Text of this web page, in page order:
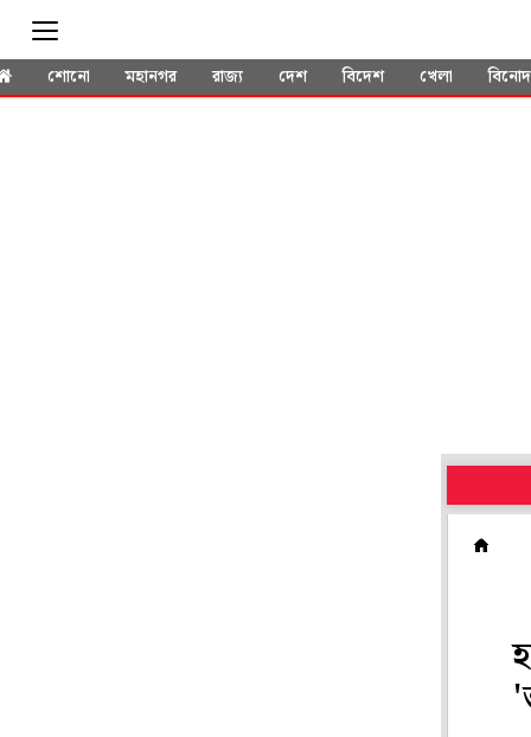
শোনো মহানগর রাজ্য দেশ বিদেশ খেলা